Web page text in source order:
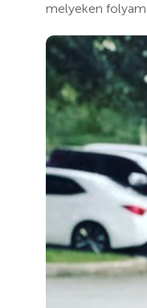
melyeken